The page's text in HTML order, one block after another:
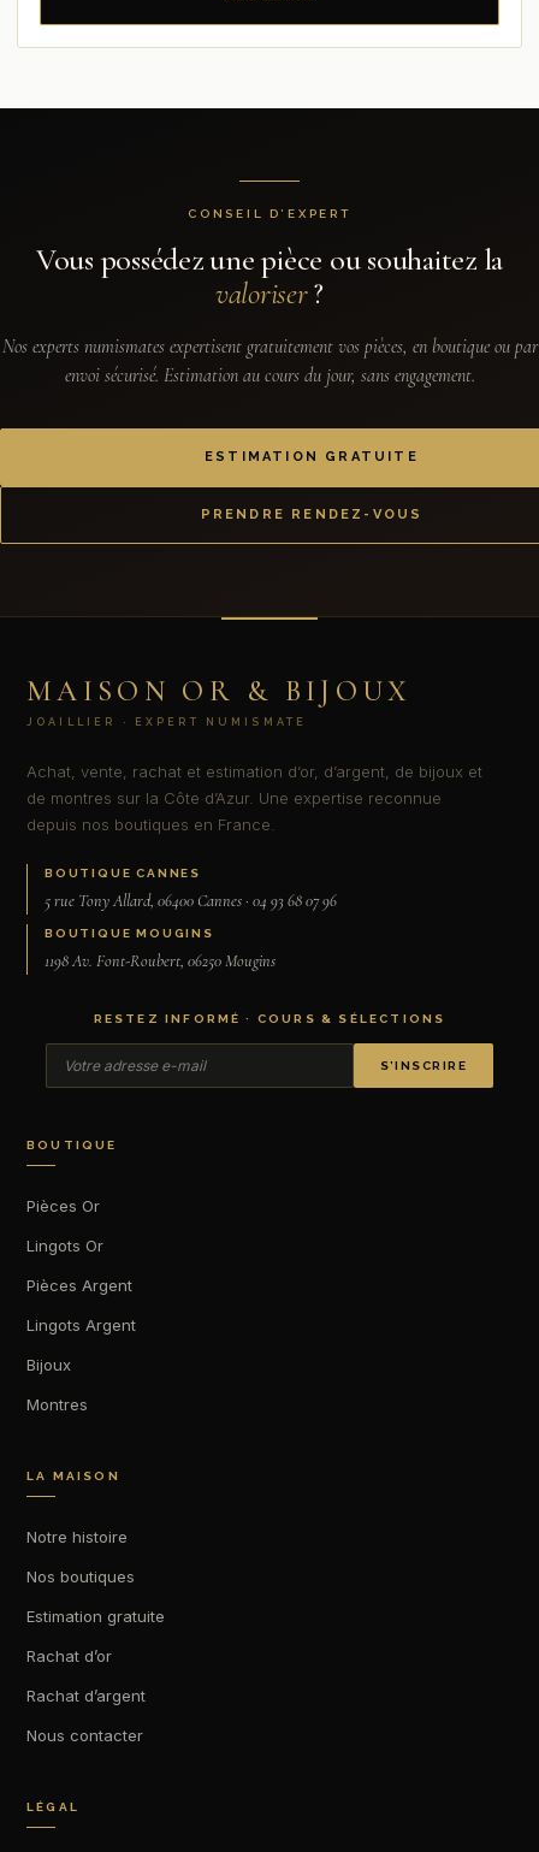
CONSEIL D’EXPERT
Vous possédez une pièce ou souhaitez la
valoriser?
Nos experts numismates expertisent gratuitement vos pièces, en boutique ou par
envoi sécurisé. Estimation au cours du jour, sans engagement.
ESTIMATION GRATUITE
PRENDRE RENDEZ-VOUS
MAISON OR & BIJOUX
JOAILLIER · EXPERT NUMISMATE
Achat, vente, rachat et estimation d’or, d’argent, de bijoux et
de montres sur la Côte d’Azur. Une expertise reconnue
depuis nos boutiques en France.
BOUTIQUE CANNES
5 rue Tony Allard, 06400 Cannes · 04 93 68 07 96
BOUTIQUE MOUGINS
1198 Av. Font-Roubert, 06250 Mougins
RESTEZ INFORMÉ · COURS & SÉLECTIONS
S’INSCRIRE
BOUTIQUE
Pièces Or
Lingots Or
Pièces Argent
Lingots Argent
Bijoux
Montres
LA MAISON
Notre histoire
Nos boutiques
Estimation gratuite
Rachat d’or
Rachat d’argent
Nous contacter
LÉGAL